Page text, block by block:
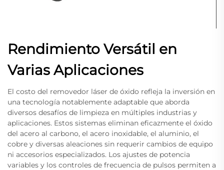
Rendimiento Versátil en
Varias Aplicaciones
El costo del removedor láser de óxido refleja la inversión en
una tecnología notablemente adaptable que aborda
diversos desafíos de limpieza en múltiples industrias y
aplicaciones. Estos sistemas eliminan eficazmente el óxido
del acero al carbono, el acero inoxidable, el aluminio, el
cobre y diversas aleaciones sin requerir cambios de equipo
ni accesorios especializados. Los ajustes de potencia
variables y los controles de frecuencia de pulsos permiten a